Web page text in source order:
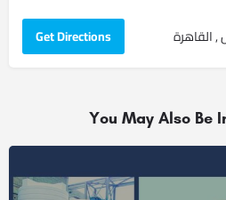
Get Directions
You May Also Be